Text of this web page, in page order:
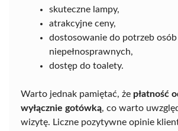
skuteczne lampy,
atrakcyjne ceny,
dostosowanie do potrzeb osób
niepełnosprawnych,
dostęp do toalety.
Warto jednak pamiętać, że płatność
wyłącznie gotówką, co warto
wizytę. Liczne pozytywne opinie